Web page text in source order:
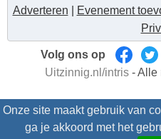
Onze site maakt gebruik van
ga je akkoord met het
Adverteren Evenement
Volg ons op
Uitzinnig.nl/intris - Alle